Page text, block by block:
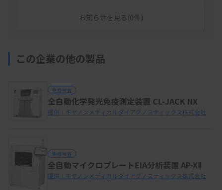
お知らせを見る(0件)
この企業の他の製品
免疫検査
全自動化学発光免疫測定装置 CL-JACK NX
提供：キヤノンメディカルダイアグノスティックス株式会社
免疫検査
全自動マイクロプレートEIA分析装置 AP-XⅡ
提供：キヤノンメディカルダイアグノスティックス株式会社